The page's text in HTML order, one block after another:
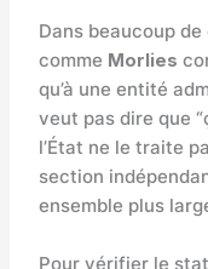
Dans beaucoup de
comme Morlies
qu’à une entité
veut pas dire que
l’État ne le traite
section
ensemble plus
Pour vérifier le